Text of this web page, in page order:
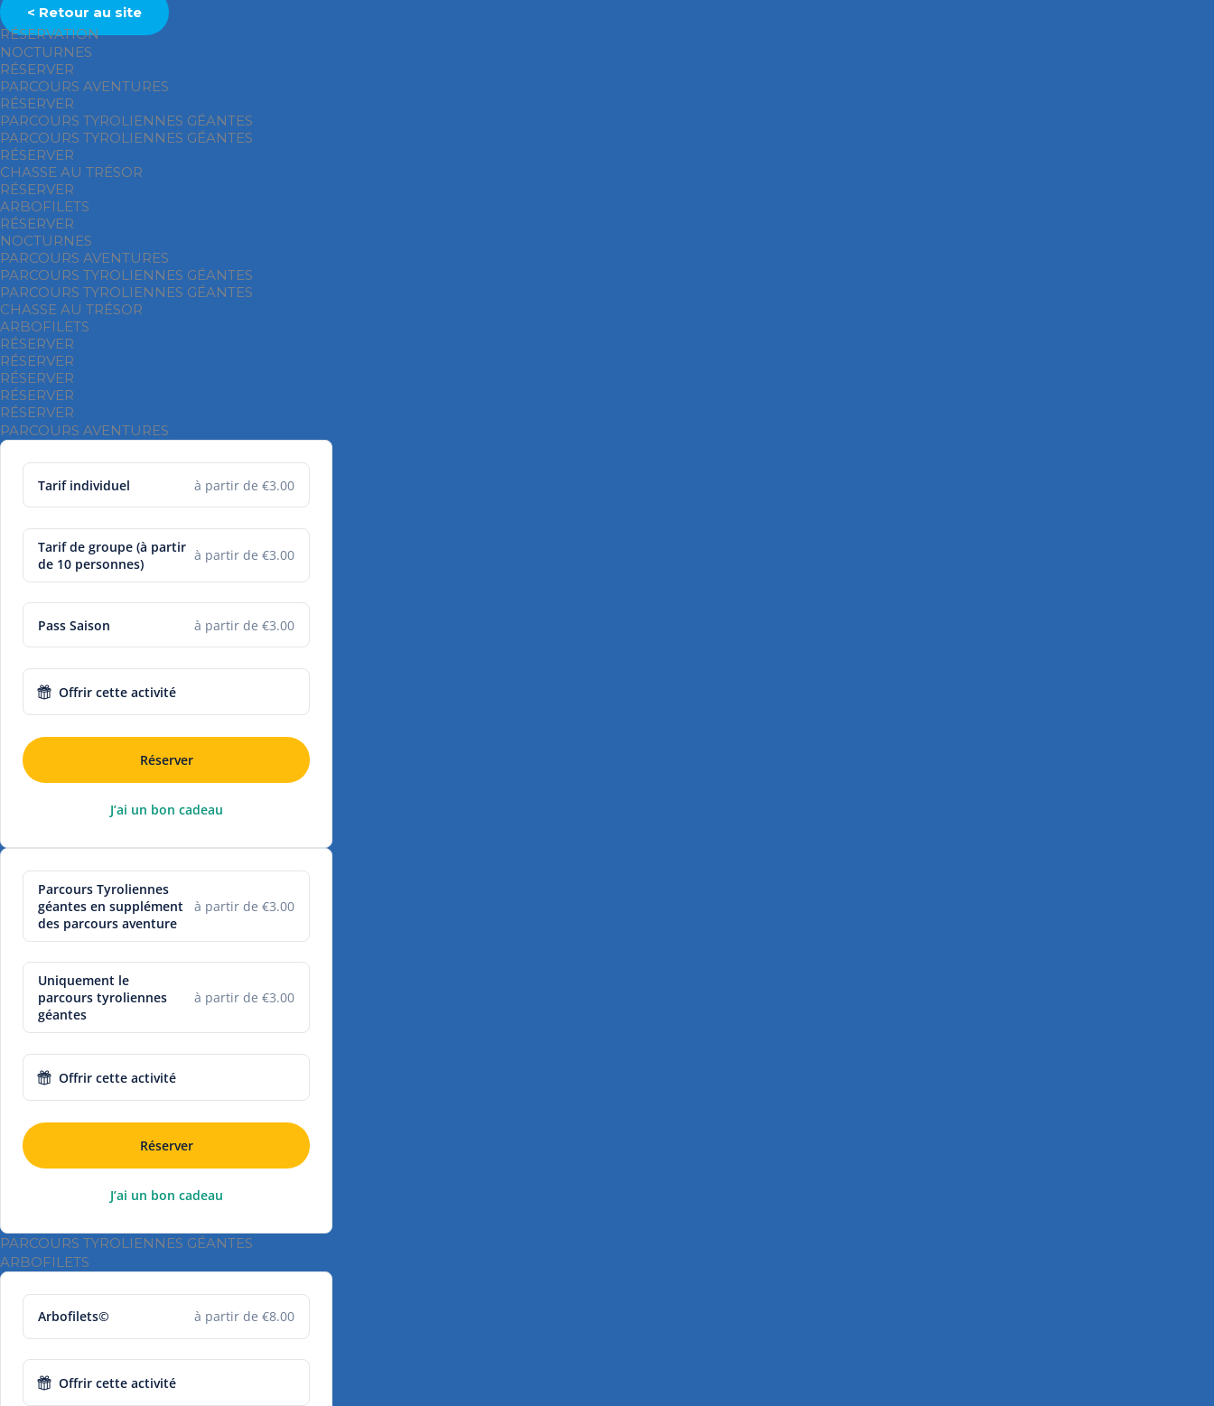
< Retour au site
RÉSERVATION
NOCTURNES
RÉSERVER
PARCOURS AVENTURES
RÉSERVER
PARCOURS TYROLIENNES GÉANTES
PARCOURS TYROLIENNES GÉANTES
RÉSERVER
CHASSE AU TRÉSOR
RÉSERVER
ARBOFILETS
RÉSERVER
NOCTURNES
PARCOURS AVENTURES
PARCOURS TYROLIENNES GÉANTES
PARCOURS TYROLIENNES GÉANTES
CHASSE AU TRÉSOR
ARBOFILETS
RÉSERVER
RÉSERVER
RÉSERVER
RÉSERVER
RÉSERVER
PARCOURS AVENTURES
Tarif individuel à partir de €3.00
Tarif de groupe (à partir
de 10 personnes)
à partir de €3.00
Pass Saison à partir de €3.00
Offrir cette activité
Réserver
J’ai un bon cadeau
Parcours Tyroliennes
géantes en supplément
des parcours aventure
à partir de €3.00
Uniquement le
parcours tyroliennes
géantes
à partir de €3.00
Offrir cette activité
Réserver
J’ai un bon cadeau
PARCOURS TYROLIENNES GÉANTES
ARBOFILETS
Arbofilets© à partir de €8.00
Offrir cette activité